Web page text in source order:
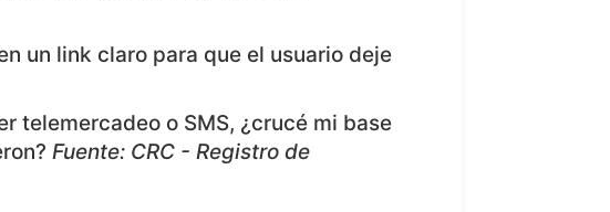
un link claro para que el usuario deje
telemercadeo o SMS, ¿crucé mi base
Fuente: CRC - Registro de